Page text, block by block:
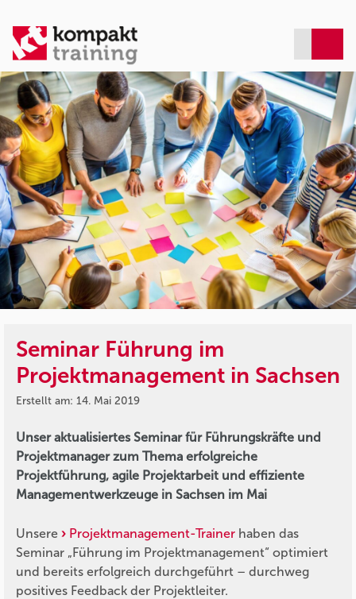
Seminar Führung im
Projektmanagement in Sachsen
Erstellt am: 14. Mai 2019
Unser aktualisiertes Seminar für Führungskräfte und
Projektmanager zum Thema erfolgreiche
Projektführung, agile Projektarbeit und effiziente
Managementwerkzeuge in Sachsen im Mai
Unsere Projektmanagement-Trainer haben das
Seminar „Führung im Projektmanagement“ optimiert
und bereits erfolgreich durchgeführt – durchweg
positives Feedback der Projektleiter.